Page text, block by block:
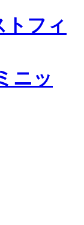
トフィ
ニッ